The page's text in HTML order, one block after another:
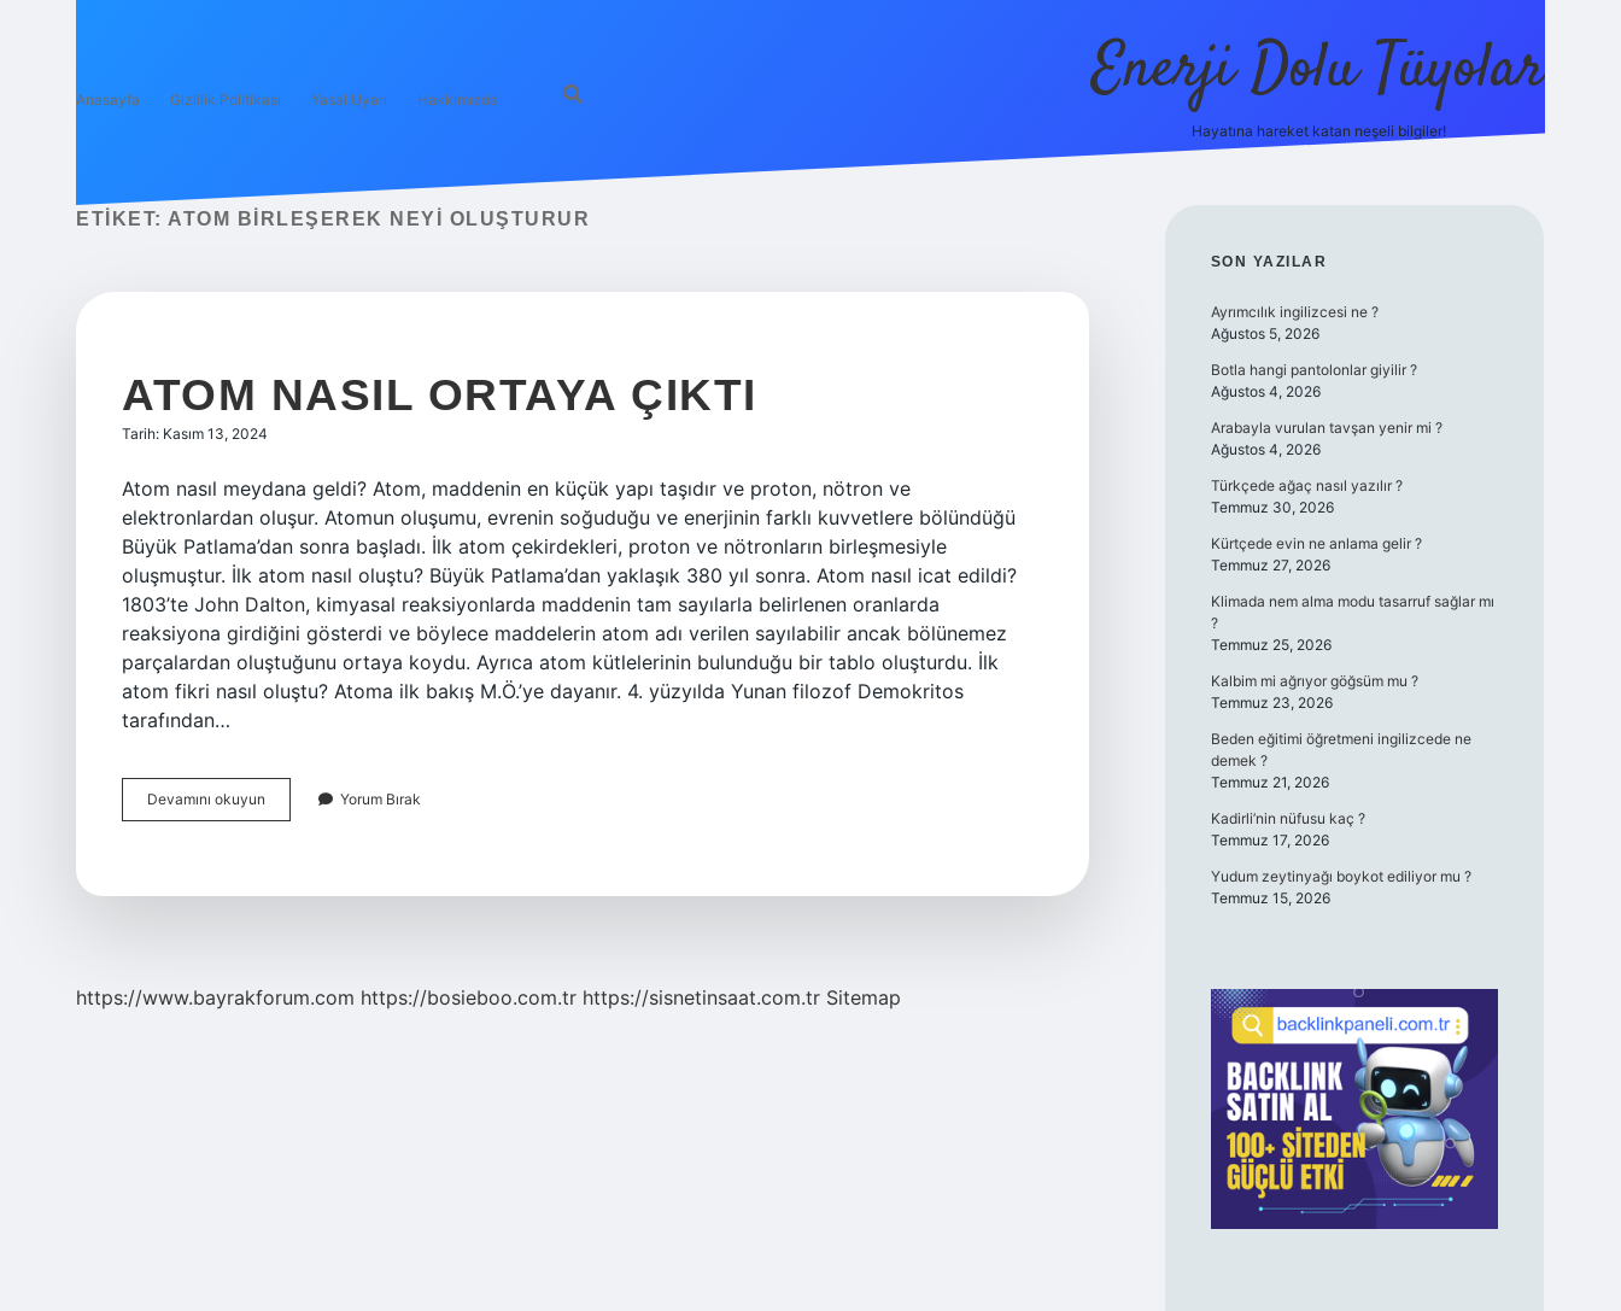
Anasayfa Gizlilik Politikası Yasal Uyarı Hakkımızda Enerji Dolu Tüyolar
Hayatına hareket katan neşeli bilgiler!
ETIKET: ATOM BIRLEŞEREK NEYI OLUŞTURUR
ATOM NASIL ORTAYA ÇIKTI
Tarih: Kasım 13, 2024
Atom nasıl meydana geldi? Atom, maddenin en küçük yapı taşıdır ve proton, nötron ve
elektronlardan oluşur. Atomun oluşumu, evrenin soğuduğu ve enerjinin farklı kuvvetlere bölündüğü
Büyük Patlama’dan sonra başladı. İlk atom çekirdekleri, proton ve nötronların birleşmesiyle
oluşmuştur. İlk atom nasıl oluştu? Büyük Patlama’dan yaklaşık 380 yıl sonra. Atom nasıl icat edildi?
1803’te John Dalton, kimyasal reaksiyonlarda maddenin tam sayılarla belirlenen oranlarda
reaksiyona girdiğini gösterdi ve böylece maddelerin atom adı verilen sayılabilir ancak bölünemez
parçalardan oluştuğunu ortaya koydu. Ayrıca atom kütlelerinin bulunduğu bir tablo oluşturdu. İlk
atom fikri nasıl oluştu? Atoma ilk bakış M.Ö.’ye dayanır. 4. yüzyılda Yunan filozof Demokritos
tarafından…
Devamını okuyun
Nasıl
Yorum Bırak
https://www.bayrakforum.com https://bosieboo.com.tr https://sisnetinsaat.com.tr Sitemap
SIDEBAR
SON YAZILAR
Ayrımcılık ingilizcesi ne ?
Ağustos 5, 2026
Botla hangi pantolonlar giyilir ?
Ağustos 4, 2026
Arabayla vurulan tavşan yenir mi ?
Ağustos 4, 2026
Türkçede ağaç nasıl yazılır ?
Temmuz 30, 2026
Kürtçede evin ne anlama gelir ?
Temmuz 27, 2026
Klimada nem alma modu tasarruf sağlar mı
?
Temmuz 25, 2026
Kalbim mi ağrıyor göğsüm mu ?
Temmuz 23, 2026
Beden eğitimi öğretmeni ingilizcede ne
demek ?
Temmuz 21, 2026
Kadirli’nin nüfusu kaç ?
Temmuz 17, 2026
Yudum zeytinyağı boykot ediliyor mu ?
Temmuz 15, 2026